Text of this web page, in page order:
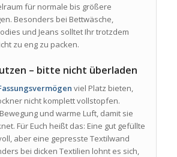
für normale bis größere
Besonders bei Bettwäsche,
und Jeans solltet Ihr trotzdem
zu eng zu packen.
– bitte nicht überladen
viel Platz bieten,
nicht komplett vollstopfen.
und warme Luft, damit sie
Für Euch heißt das: Eine gut gefüllte
aber eine gepresste Textilwand
bei dicken Textilien lohnt es sich,